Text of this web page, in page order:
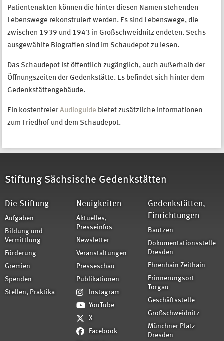
Patientenakten können die hinter diesen Namen stehenden
Lebenswege rekonstruiert werden. Es sind Lebenswege, die
zwischen 1939 und 1943 in Großschweidnitz endeten. Sechs
ausgewählte Biografien sind im Schaudepot zu lesen.
Das Schaudepot ist öffentlich zugänglich, auch außerhalb der
Öffnungszeiten der Gedenkstätte. Es befindet sich hinter dem
Gedenkstättengebäude.
Ein kostenfreier Audioguide bietet zusätzliche Informationen
zum Friedhof und dem Schaudepot.
Stiftung Sächsische Gedenkstätten
Die Stiftung
Aufgaben
Bildung und
Vermittlung
Förderung
Gremien
Spenden
Stellen, Praktika
Neuigkeiten
Aktuelles,
Presseinfos
Newsletter
Veranstaltungen
Presseschau
Publikationen
Instagram
YouTube
X
Facebook
Gedenkstätten,
Einrichtungen
Bautzen
Dokumentationsstelle
Dresden
Ehrenhain Zeithain
Erinnerungsort
Torgau
Geschäftsstelle
Großschweidnitz
Münchner Platz
Dresden